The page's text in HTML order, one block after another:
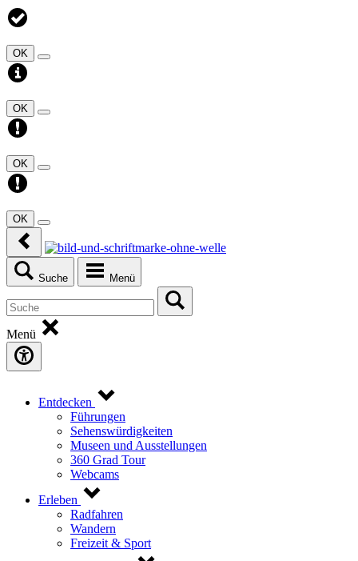
OK
OK
OK
OK
Suche Menü
Menü
Entdecken
Führungen
Sehenswürdigkeiten
Museen und Ausstellungen
360 Grad Tour
Webcams
Erleben
Radfahren
Wandern
Freizeit & Sport